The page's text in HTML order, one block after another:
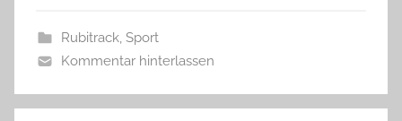
Rubitrack, Sport
Kommentar hinterlassen